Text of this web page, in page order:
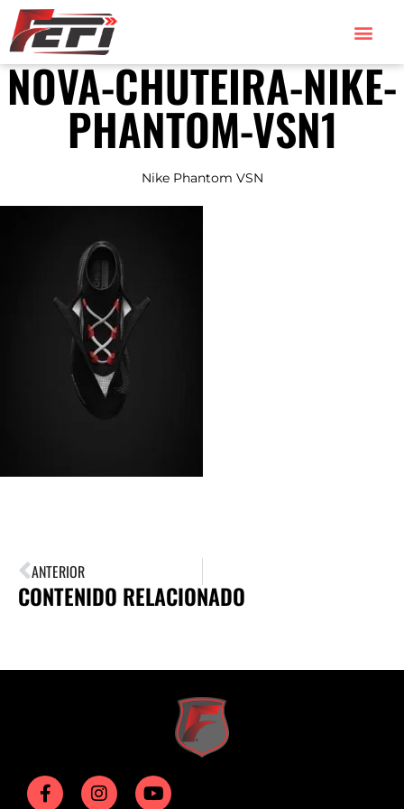
NOVA-CHUTEIRA-NIKE-
PHANTOM-VSN1
Nike Phantom VSN
ANTERIOR
CONTENIDO RELACIONADO